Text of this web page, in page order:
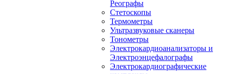
Реографы
Стетоскопы
Термометры
Ультразвуковые сканеры
Тонометры
Электрокардиоанализаторы и
Электроэнцефалографы
Электрокардиографические